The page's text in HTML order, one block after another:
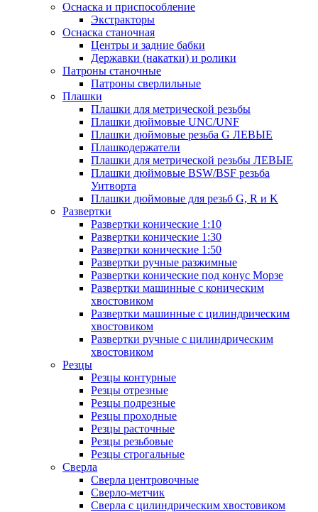
Оснаска и приспособление
Экстракторы
Оснаска станочная
Центры и задние бабки
Державки (накатки) и ролики
Патроны станочные
Патроны сверлильные
Плашки
Плашки для метрической резьбы
Плашки дюймовые UNC/UNF
Плашки дюймовые резьба G ЛЕВЫЕ
Плашкодержатели
Плашки для метрической резьбы ЛЕВЫЕ
Плашки дюймовые BSW/BSF резьба
Уитворта
Плашки дюймовые для резьб G, R и K
Развертки
Развертки конические 1:10
Развертки конические 1:30
Развертки конические 1:50
Развертки ручные разжимные
Развертки конические под конус Морзе
Развертки машинные с коническим
хвостовиком
Развертки машинные с цилиндрическим
хвостовиком
Развертки ручные с цилиндрическим
хвостовиком
Резцы
Резцы контурные
Резцы отрезные
Резцы подрезные
Резцы проходные
Резцы расточные
Резцы резьбовые
Резцы строгальные
Сверла
Сверла центровочные
Сверло-метчик
Сверла с цилиндрическим хвостовиком